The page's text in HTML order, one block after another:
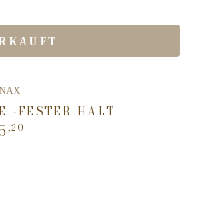
Verkäufer/in:
-FESTER HALT
Regulärer
,20